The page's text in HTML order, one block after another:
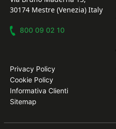
30174 Mestre (Venezia) Italy
800 09 02 10
Privacy Policy
Cookie Policy
Informativa Clienti
Sitemap